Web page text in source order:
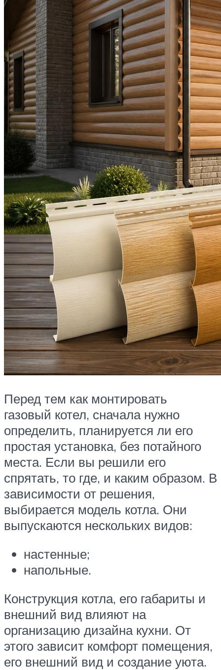
Перед тем как монтировать
газовый котел, сначала нужно
определить, планируется ли его
простая установка, без потайного
места. Если вы решили его
спрятать, то где, и каким образом. В
зависимости от решения,
выбирается модель котла. Они
выпускаются нескольких видов:
настенные;
напольные.
Конструкция котла, его габариты и
внешний вид влияют на
организацию дизайна кухни. От
этого зависит комфорт помещения,
его внешний вид и создание уюта.